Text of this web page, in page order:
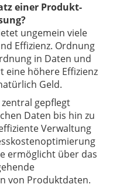
einer Produkt-
ungemein viele
Effizienz. Ordnung
in Daten und
eine höhere Effizienz
Geld.
gepflegt
Daten bis hin zu
Verwaltung
ermöglicht über das
von Produktdaten.